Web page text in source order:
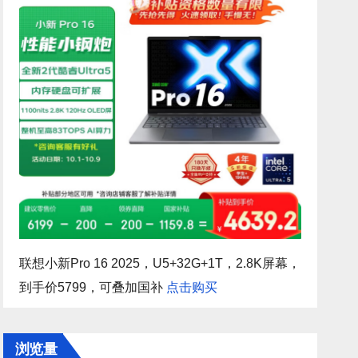
联想小新Pro 16 2025，U5+32G+1T，2.8K屏幕，
到手价5799，可叠加国补 点击购买
浏览量